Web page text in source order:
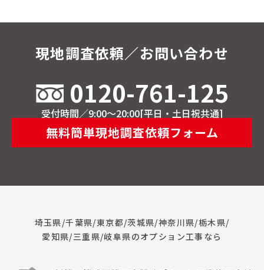
現地調査依頼／お問い合わせ
0120-761-125
受付時間／9:00～20:00[平日・土日祝共通]
無料簡単現地調査依頼フォーム
埼玉県/千葉県/東京都/茨城県/神奈川県/栃木県/
愛知県/三重県/岐阜県のオプション工事なら